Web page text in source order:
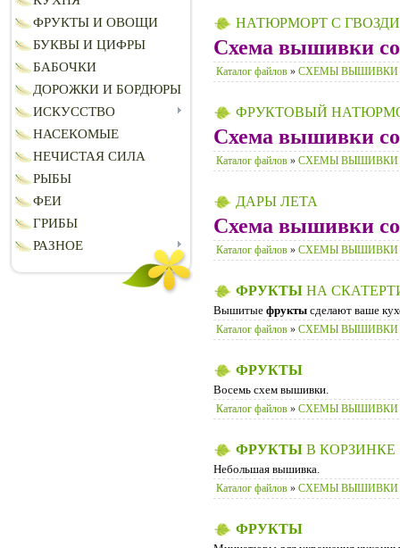
ФРУКТЫ И ОВОЩИ
БУКВЫ И ЦИФРЫ
БАБОЧКИ
ДОРОЖКИ И БОРДЮРЫ
ИСКУССТВО
НАСЕКОМЫЕ
НЕЧИСТАЯ СИЛА
РЫБЫ
ФЕИ
ГРИБЫ
РАЗНОЕ
НАТЮРМОРТ С
Схема вышивки
Каталог файлов » СХЕМЫ ВЫШИВКИ
ФРУКТОВЫЙ
Схема вышивки
Каталог файлов » СХЕМЫ ВЫШИВКИ
ДАРЫ ЛЕТА
Схема вышивки
Каталог файлов » СХЕМЫ ВЫШИВКИ
ФРУКТЫ НА
Вышитые фрукты сделают ваше
Каталог файлов » СХЕМЫ ВЫШИВКИ
ФРУКТЫ
Восемь схем вышивки.
Каталог файлов » СХЕМЫ ВЫШИВКИ
ФРУКТЫ В КОРЗИНКЕ
Небольшая вышивка.
Каталог файлов » СХЕМЫ ВЫШИВКИ
ФРУКТЫ